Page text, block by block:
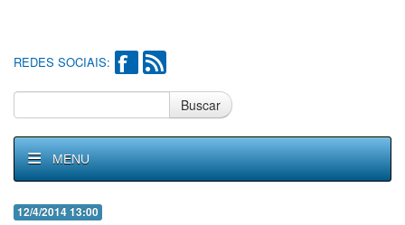
REDES SOCIAIS:
Buscar
MENU
12/4/2014 13:00